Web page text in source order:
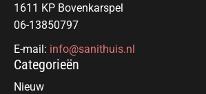
1611 KP Bovenkarspel
06-13850797
E-mail: info@sanithuis.nl
Categorieën
Nieuw